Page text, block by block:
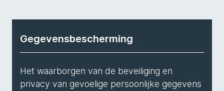
Gegevensbescherming
Het waarborgen van de beveiliging en
privacy van gevoelige persoonlijke gegevens